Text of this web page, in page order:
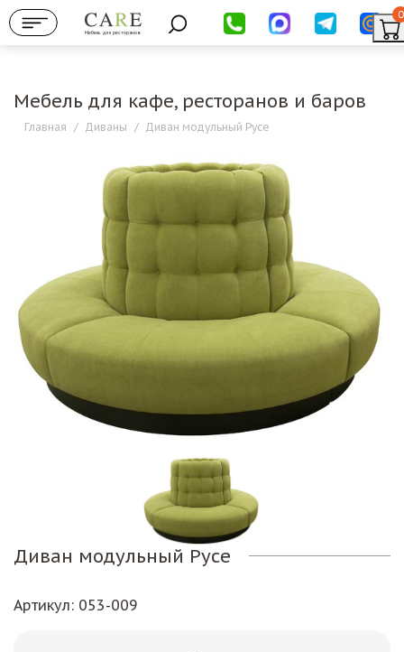
Мебель для ресторанов
0
Мебель для кафе, ресторанов и баров
Главная / Диваны / Диван модульный Русе
Диван модульный Русе
Артикул: 053-009